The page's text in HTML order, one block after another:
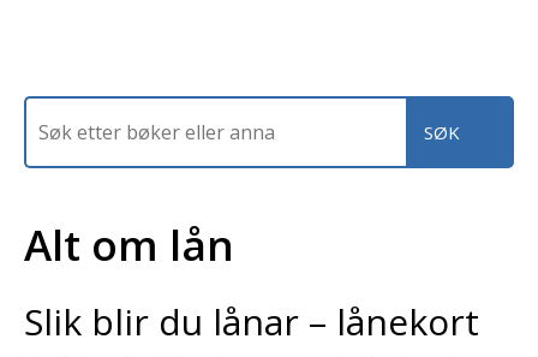
Alt om lån
Slik blir du lånar – lånekort